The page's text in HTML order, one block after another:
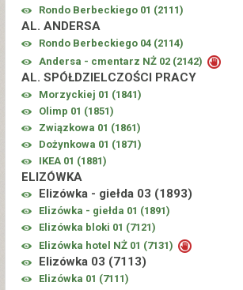
Rondo Berbeckiego 01 (2111)
AL. ANDERSA
Rondo Berbeckiego 04 (2114)
Andersa - cmentarz NŻ 02 (2142)
AL. SPÓŁDZIELCZOŚCI PRACY
Morzyckiej 01 (1841)
Olimp 01 (1851)
Związkowa 01 (1861)
Dożynkowa 01 (1871)
IKEA 01 (1881)
ELIZÓWKA
Elizówka - giełda 03 (1893)
Elizówka - giełda 01 (1891)
Elizówka bloki 01 (7121)
Elizówka hotel NŻ 01 (7131)
Elizówka 03 (7113)
Elizówka 01 (7111)